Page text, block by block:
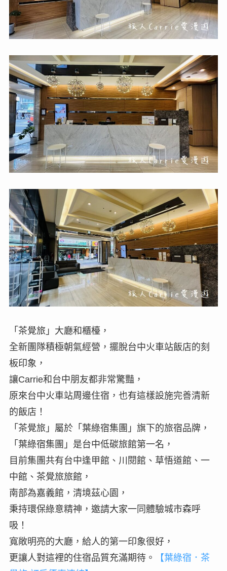
「茶覺旅」大廳和櫃檯，
全新團隊積極朝氣經營，擺脫台中火車站飯店的刻
板印象，
讓Carrie和台中朋友都非常驚豔，
原來台中火車站周邊住宿，也有這樣設施完善清新
的飯店！
「茶覺旅」屬於「葉綠宿集團」旗下的旅宿品牌，
「葉綠宿集團」是台中低碳旅館第一名，
目前集團共有台中逢甲館、川閱館、草悟道館、一
中館、茶覺旅旅館，
南部為嘉義館，清境茲心園，
秉持環保綠意精神，邀請大家一同體驗城市森呼
吸！
寬敞明亮的大廳，給人的第一印象很好，
更讓人對這裡的住宿品質充滿期待。
【葉綠宿．茶